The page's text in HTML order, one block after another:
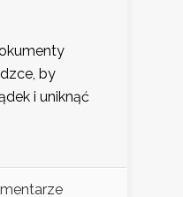
by
i uniknąć